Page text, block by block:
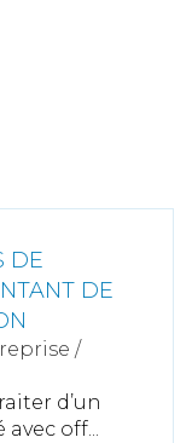
DE
DE
/
d’un
off...